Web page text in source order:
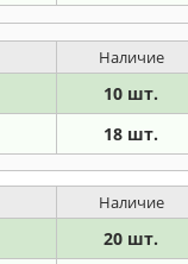
Наличие
10 шт.
18 шт.
Наличие
20 шт.